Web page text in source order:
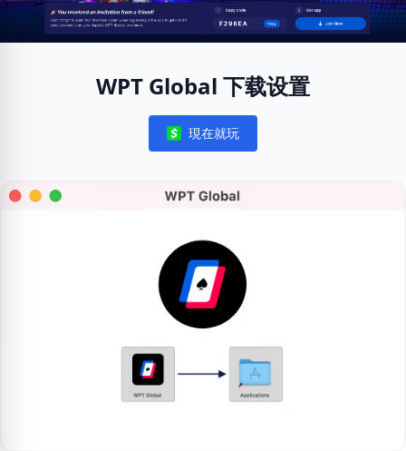
WPT Global 下载设置
Notifications
現在就玩